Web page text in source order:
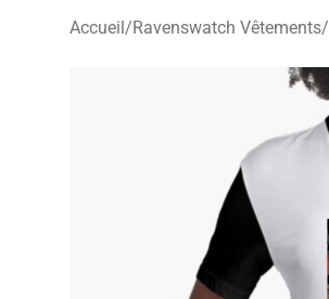
Accueil/Ravenswatch Vêtements/